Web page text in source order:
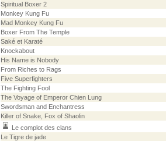
Spiritual Boxer 2
Monkey Kung Fu
Mad Monkey Kung Fu
Boxer From The Temple
Saké et Karaté
Knockabout
His Name is Nobody
From Riches to Rags
Five Superfighters
The Fighting Fool
The Voyage of Emperor Chien Lung
Swordsman and Enchantress
Killer of Snake, Fox of Shaolin
Le complot des clans
Le Tigre de jade